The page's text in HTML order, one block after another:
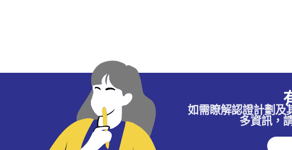
如需瞭解認證計劃及
多資訊，